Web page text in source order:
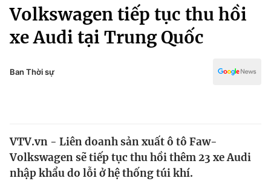
Chuyên mục
Chính trị
Thế giới
Kinh tế
Thể thao
Truyền hình
Y tế
Volkswagen tiếp tục thu hồi
xe Audi tại Trung Quốc
Ban Thời sự
VTV.vn - Liên doanh sản xuất ô tô Faw-
Volkswagen sẽ tiếp tục thu hồi thêm 23 xe Audi
nhập khẩu do lỗi ở hệ thống túi khí.